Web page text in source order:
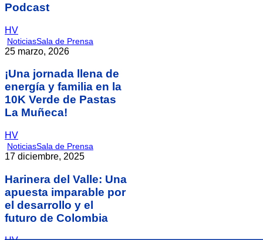
Podcast
HV
NoticiasSala de Prensa
25 marzo, 2026
¡Una jornada llena de
energía y familia en la
10K Verde de Pastas
La Muñeca!
HV
NoticiasSala de Prensa
17 diciembre, 2025
Harinera del Valle: Una
apuesta imparable por
el desarrollo y el
futuro de Colombia